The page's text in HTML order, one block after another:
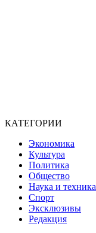
КАТЕГОРИИ
Экономика
Культура
Политика
Общество
Наука и техника
Спорт
Эксклюзивы
Редакция